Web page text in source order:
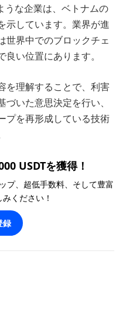
な企業は、ベトナムの
示しています。業界が進
世界中でのブロックチェ
い位置にあります。
を理解することで、利害
いた意思決定を行い、
プを再形成している技術
USDTを獲得！
プ、超低手数料、そして豊富
ください！
録